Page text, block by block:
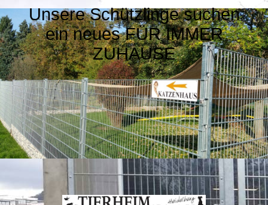
Unsere Schützlinge suchen
ein neues FÜR IMMER
ZUHAUSE